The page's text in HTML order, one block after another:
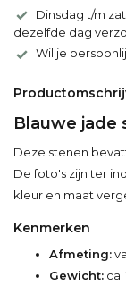
Dinsdag t/m
dezelfde dag
Wil je
Blauwe jade
Deze stenen
De foto's zijn ter
kleur en maat
Kenmerken
Afmeting:
Gewicht: ca.